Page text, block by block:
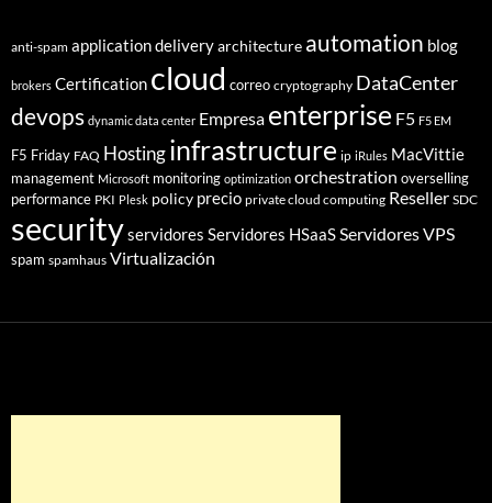
anti-spam application deliveryarchitecture automation blog
brokers Certification cloud correo cryptography DataCenter
devops dynamic data center Empresa enterprise F5 F5 EM
F5 Friday FAQ Hostinginfrastructure ip iRules MacVittie
management Microsoft monitoring optimization orchestration overselling
performance PKI Plesk policy precio private cloud computing Reseller SDC
securityservidores Servidores HSaaSServidores VPS
spam spamhaus Virtualización